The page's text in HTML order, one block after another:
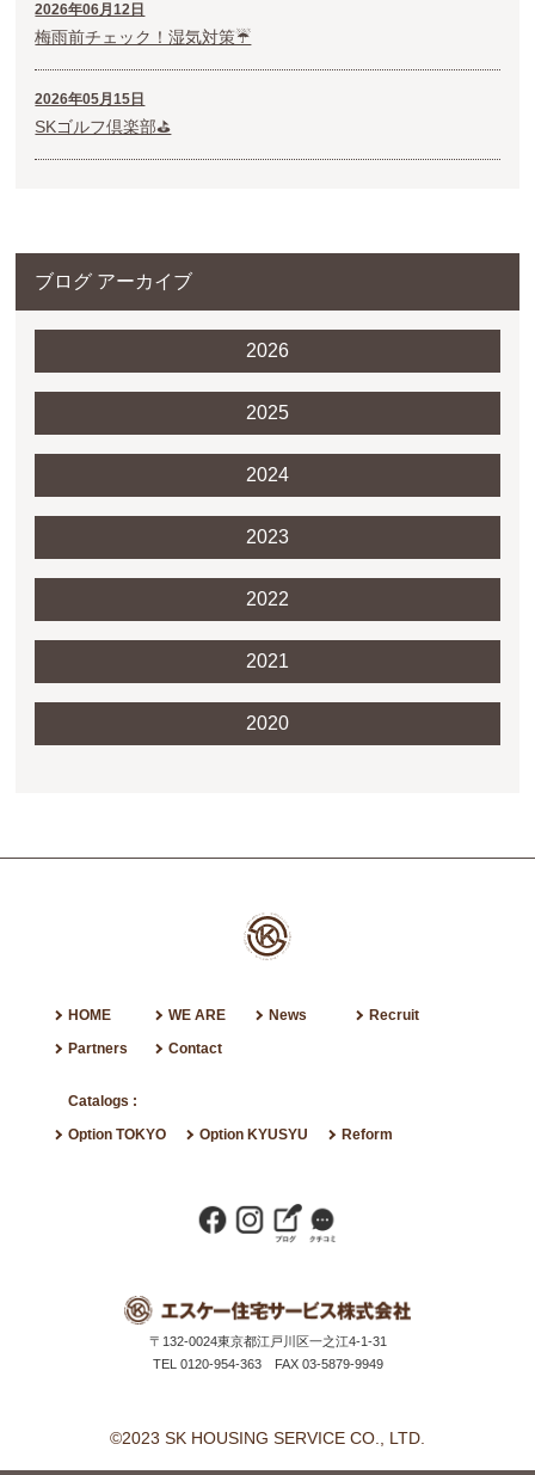
2026年06月12日
梅雨前チェック！湿気対策☔
2026年05月15日
SKゴルフ倶楽部⛳
ブログ アーカイブ
2026
2025
2024
2023
2022
2021
2020
HOME WE ARE News
Recruit
Partners
Contact
Catalogs :
Option TOKYO
Option KYUSYU Reform
〒132-0024東京都江戸川区一之江4-1-31
TEL 0120-954-363
FAX 03-5879-9949
©2023 SK HOUSING SERVICE CO., LTD.